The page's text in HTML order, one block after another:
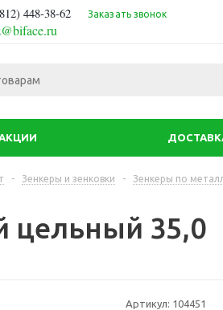
448-38-62 Заказать звонок
АКЦИИ
- Зенкеры и зенковки - Зенкеры по
цельный 35,0
Артикул: 104451